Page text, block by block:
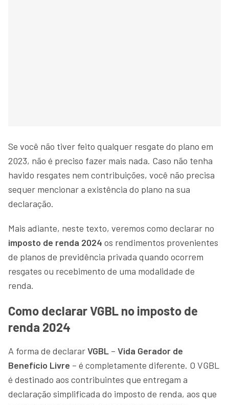
Se você não tiver feito qualquer resgate do plano em
2023, não é preciso fazer mais nada. Caso não tenha
havido resgates nem contribuições, você não precisa
sequer mencionar a existência do plano na sua
declaração.
Mais adiante, neste texto, veremos como declarar no
imposto de renda 2024 os rendimentos provenientes
de planos de previdência privada quando ocorrem
resgates ou recebimento de uma modalidade de
renda.
Como declarar VGBL no imposto de
renda 2024
A forma de declararVGBL – Vida Gerador de
Benefício Livre – é completamente diferente. O VGBL
é destinado aos contribuintes que entregam a
declaração simplificada do imposto de renda, aos que